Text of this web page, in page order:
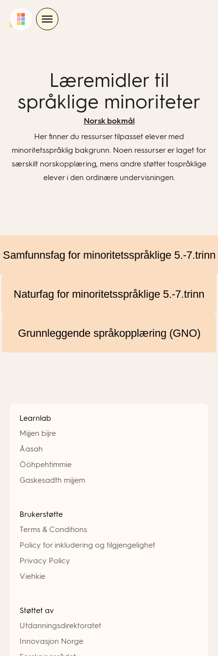
Læremidler til
språklige minoriteter
Norsk bokmål
Her finner du ressurser tilpasset elever med
minoritetsspråklig bakgrunn. Noen ressurser er laget for
særskilt norskopplæring, mens andre støtter tospråklige
elever i den ordinære undervisningen.
Samfunnsfag for minoritetsspråklige 5.-7.trinn
Naturfag for minoritetsspråklige 5.-7.trinn
Grunnleggende språkopplæring (GNO)
Learnlab
Mijjen bïjre
Åasah
Ööhpehtimmie
Gaskesadth mijjem
Brukerstøtte
Terms & Conditions
Policy for inkludering og tilgjengelighet
Privacy Policy
Viehkie
Støttet av
Utdanningsdirektoratet
Innovasjon Norge